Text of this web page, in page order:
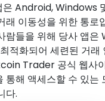
Android, Windows
래 이동성을 위한 통로
람들을 위해 당사 앱은
적화되어 세련된 거래
Trader 공식 웹사
통해 액세스할 수 있는
다.